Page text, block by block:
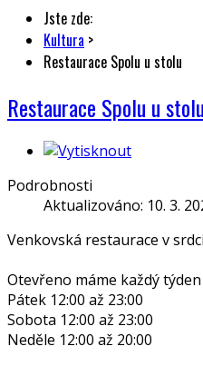
Jste zde:
Kultura >
Restaurace Spolu u stolu
Restaurace Spolu u stolu
Podrobnosti
Aktualizováno: 10. 3.
Venkovská restaurace v
Otevřeno máme každý
Pátek 12:00 až 23:00
Sobota 12:00 až 23:00
Neděle 12:00 až 20:00